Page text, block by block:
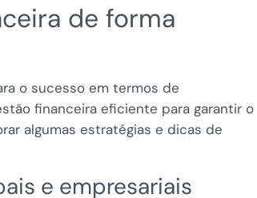
de forma
o sucesso em termos de
financeira eficiente para garantir o
algumas estratégias e dicas de
e empresariais